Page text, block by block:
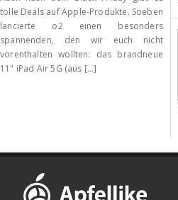
tolle Deals auf Apple-Produkte. Soeben
lancierte o2 einen besonders
spannenden, den wir euch nicht
vorenthalten wollten: das brandneue
11" iPad Air 5G (aus [...]